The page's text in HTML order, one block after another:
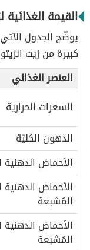
القيمة الغذائية
يوضّح الجدول
كبيرة من زيت الزيتون
العنصر الغذائي
السعرات الحرارية
الدهون الكليّة
الأحماض الدهنية
الأحماض الدهنية
المُشبعة
الأحماض الدهنية
المُشبعة